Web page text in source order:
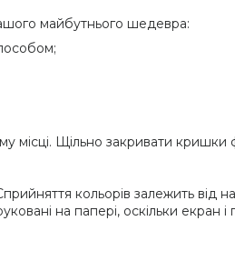
майбутнього шедевра:
місці. Щільно закривати
кольорів залежить
на папері, оскільки екран